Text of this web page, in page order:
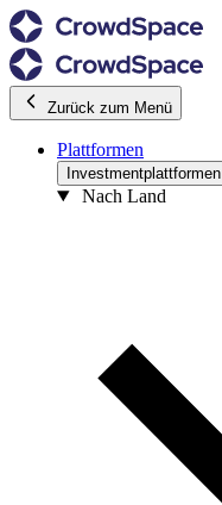
Zurück zum Menü
Plattformen
Investmentplattformen
Nach Land